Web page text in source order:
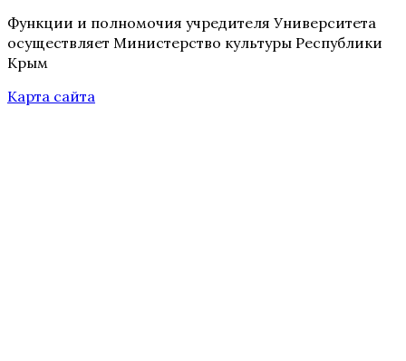
Функции и полномочия учредителя Университета
осуществляет Министерство культуры Республики
Крым
Карта сайта